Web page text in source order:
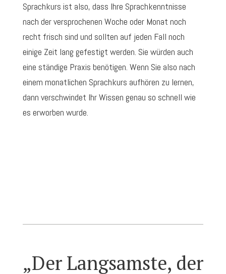
Sprachkurs ist also, dass Ihre Sprachkenntnisse
nach der versprochenen Woche oder Monat noch
recht frisch sind und sollten auf jeden Fall noch
einige Zeit lang gefestigt werden. Sie würden auch
eine ständige Praxis benötigen. Wenn Sie also nach
einem monatlichen Sprachkurs aufhören zu lernen,
dann verschwindet Ihr Wissen genau so schnell wie
es erworben wurde.
„Der Langsamste, der